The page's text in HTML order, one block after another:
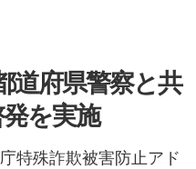
道府県警察と​共
を実施
特殊詐欺被害防止アド